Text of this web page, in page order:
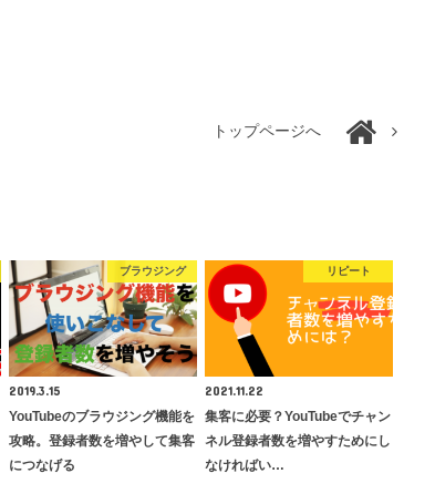
トップページへ
ブラウジング
2019.3.15
YouTubeのブラウジング機能を
攻略。登録者数を増やして集客
につなげる
リピート
2021.11.22
集客に必要？YouTubeでチャン
ネル登録者数を増やすためにし
なければい…